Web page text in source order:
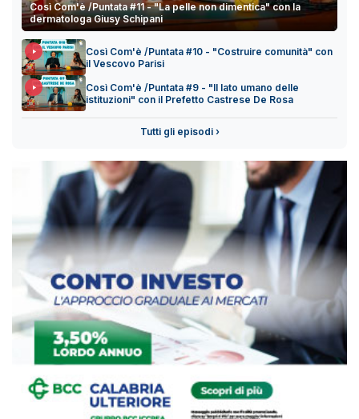
Così Com'è /Puntata #11 - "La pelle non dimentica" con la
dermatologa Giusy Schipani
Così Com'è /Puntata #10 - "Costruire comunità" con
il Vescovo Parisi
Così Com'è /Puntata #9 - "Il lato umano delle
istituzioni" con il Prefetto Castrese De Rosa
Tutti gli episodi ›